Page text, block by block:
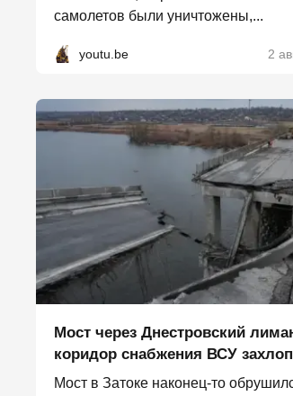
самолетов были уничтожены,...
youtu.be 2
Мост через Днестровский
коридор снабжения ВСУ
Мост в Затоке наконец-то